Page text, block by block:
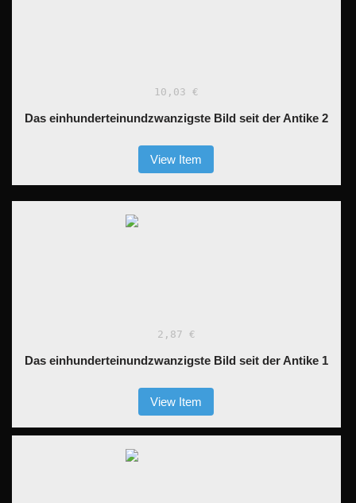
10,03 €
Das einhunderteinundzwanzigste Bild seit der Antike 2
View Item
2,87 €
Das einhunderteinundzwanzigste Bild seit der Antike 1
View Item